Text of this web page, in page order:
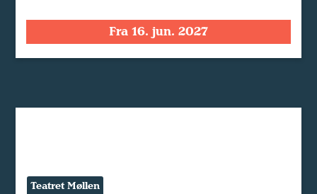
Fra 16. jun. 2027
Teatret Møllen